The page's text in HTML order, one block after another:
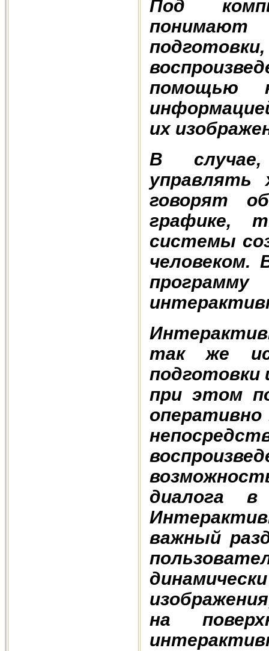
Под
помощью
их
В
управлять
говорят
графике,
системы
так же
подготовки
при этом
оперативно
диалога в
важный
на